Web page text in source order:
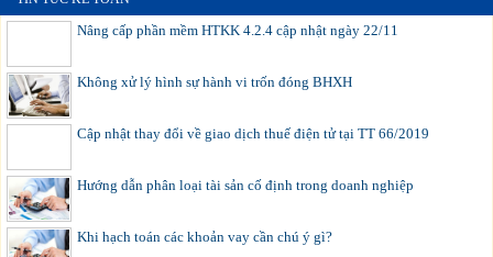
Nâng cấp phần mềm HTKK 4.2.4 cập nhật ngày 22/11
Không xử lý hình sự hành vi trốn đóng BHXH
Cập nhật thay đổi về giao dịch thuế điện tử tại TT 66/2019
Hướng dẫn phân loại tài sản cố định trong doanh nghiệp
Khi hạch toán các khoản vay cần chú ý gì?